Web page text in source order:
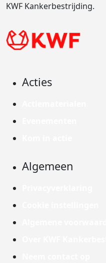
KWF Kankerbestrijding.
Acties
Algemeen